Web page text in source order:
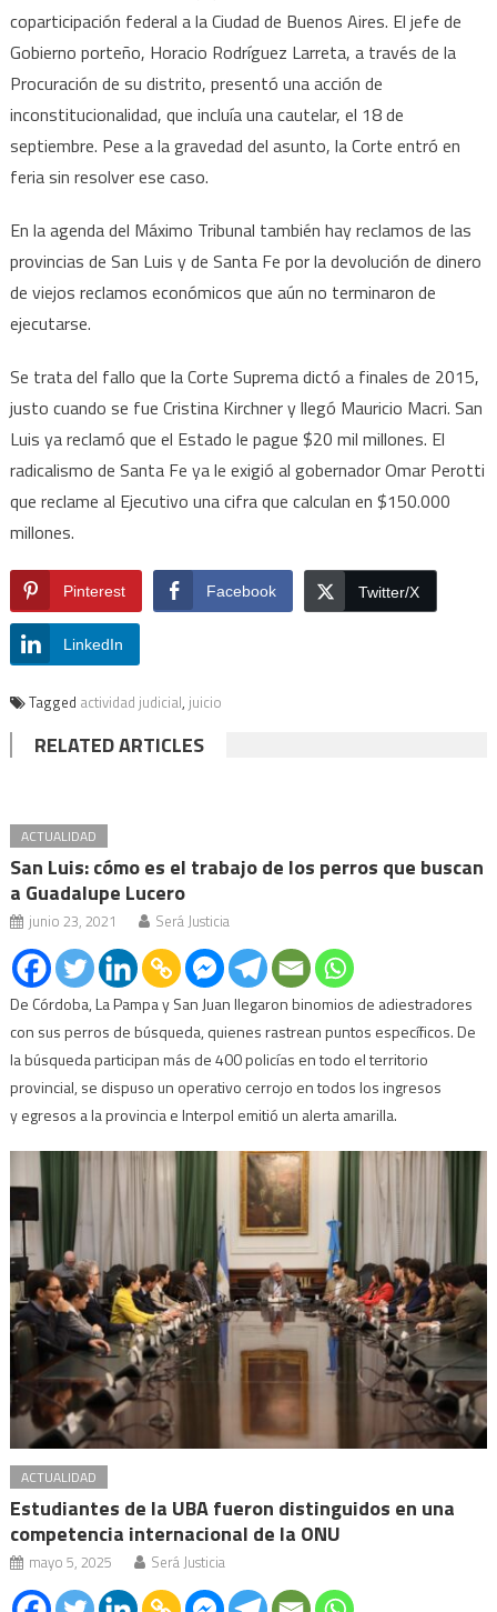
coparticipación federal a la Ciudad de Buenos Aires. El jefe de
Gobierno porteño, Horacio Rodríguez Larreta, a través de la
Procuración de su distrito, presentó una acción de
inconstitucionalidad, que incluía una cautelar, el 18 de
septiembre. Pese a la gravedad del asunto, la Corte entró en
feria sin resolver ese caso.
En la agenda del Máximo Tribunal también hay reclamos de las
provincias de San Luis y de Santa Fe por la devolución de dinero
de viejos reclamos económicos que aún no terminaron de
ejecutarse.
Se trata del fallo que la Corte Suprema dictó a finales de 2015,
justo cuando se fue Cristina Kirchner y llegó Mauricio Macri. San
Luis ya reclamó que el Estado le pague $20 mil millones. El
radicalismo de Santa Fe ya le exigió al gobernador Omar Perotti
que reclame al Ejecutivo una cifra que calculan en $150.000
millones.
Pinterest Facebook Twitter/X
LinkedIn
Tagged actividad judicial, juicio
RELATED ARTICLES
ACTUALIDAD
San Luis: cómo es el trabajo de los perros que buscan
a Guadalupe Lucero
junio 23, 2021 Será Justicia
De Córdoba, La Pampa y San Juan llegaron binomios de adiestradores
con sus perros de búsqueda, quienes rastrean puntos específicos. De
la búsqueda participan más de 400 policías en todo el territorio
provincial, se dispuso un operativo cerrojo en todos los ingresos
y egresos a la provincia e Interpol emitió un alerta amarilla.
ACTUALIDAD
Estudiantes de la UBA fueron distinguidos en una
competencia internacional de la ONU
mayo 5, 2025 Será Justicia